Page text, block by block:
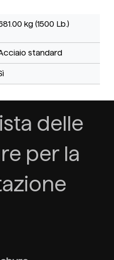
kg (1500 Lb.)
standard
delle
per la